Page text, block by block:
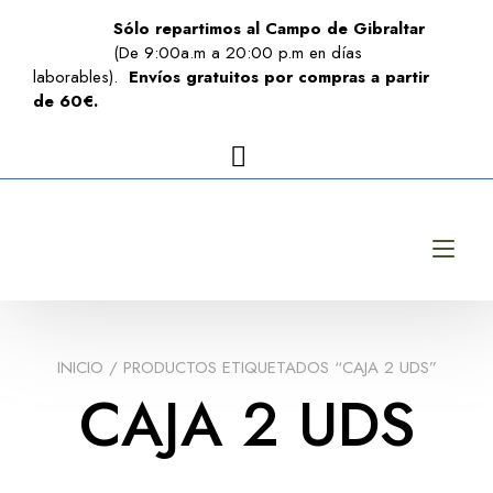
Sólo repartimos al Campo de Gibraltar
(De 9:00a.m a 20:00 p.m en días
laborables). Envíos gratuitos por compras a partir
de 60€.
INICIO / PRODUCTOS ETIQUETADOS “CAJA 2 UDS”
CAJA 2 UDS